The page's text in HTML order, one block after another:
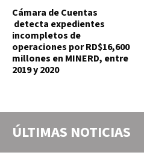
Cámara de Cuentas
detecta expedientes
incompletos de
operaciones por RD$16,600
millones en MINERD, entre
2019 y 2020
ÚLTIMAS NOTICIAS